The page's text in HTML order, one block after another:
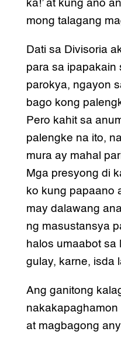
ka!’ at kung ano
mong talagang
Dati sa Divisoria
para sa ipapakain
parokya, ngayon
bago kong
Pero kahit sa
palengke na ito,
mura ay mahal
Mga presyong di
ko kung papaano
may dalawang
ng masustansya
halos umaabot sa
gulay, karne, isda
Ang ganitong
at magbagong